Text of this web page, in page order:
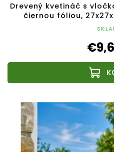
Drevený kvetináč s
čiernou fóliou,